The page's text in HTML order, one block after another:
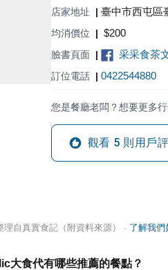
店家地址 | 臺中市西屯區
均消價位 | $200
臉書頁面 | 采采食茶
訂位電話 | 0422544880
您是餐廳老闆？想要更多
觀看 5 則用戶
自真實食記（附資料來源） · 了解我們
大食代有哪些推薦的餐點？